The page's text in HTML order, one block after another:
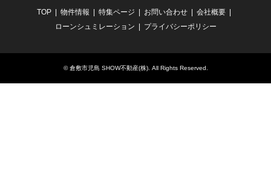
TOP 物件情報 特集ページ お問い合わせ
会社概要
ローンシュミレーション
プライバシーポリシー
©倉敷市児島 SHOW不動産(株). All Rights Reserved.